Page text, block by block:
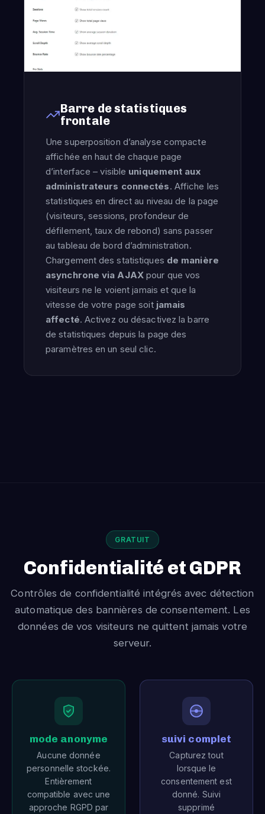
Barre de statistiques
frontale
Une superposition d’analyse compacte
affichée en haut de chaque page
d’interface – visible uniquement aux
administrateurs connectés. Affiche les
statistiques en direct au niveau de la page
(visiteurs, sessions, profondeur de
défilement, taux de rebond) sans passer
au tableau de bord d’administration.
Chargement des statistiques de manière
asynchrone via AJAXpour que vos
visiteurs ne le voient jamais et que la
vitesse de votre page soit jamais
affecté. Activez ou désactivez la barre
de statistiques depuis la page des
paramètres en un seul clic.
GRATUIT
Confidentialité et GDPR
Contrôles de confidentialité intégrés avec détection
automatique des bannières de consentement. Les
données de vos visiteurs ne quittent jamais votre
serveur.
mode anonyme
Aucune donnée
personnelle stockée.
Entièrement
compatible avec une
approche RGPD par
suivi complet
Capturez tout
lorsque le
consentement est
donné. Suivi
supprimé